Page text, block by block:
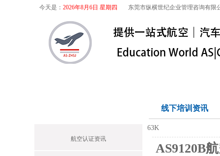
今天是： 2026年8月6日 星期四 东莞市纵横世纪企业管理咨询有限
航空认证资讯
线下培训资讯
63K
AS9120B